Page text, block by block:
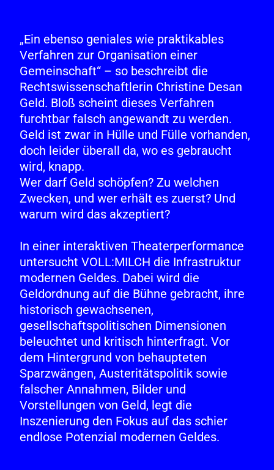
„Ein ebenso geniales wie praktikables
Verfahren zur Organisation einer
Gemeinschaft“ – so beschreibt die
Rechtswissenschaftlerin Christine Desan
Geld. Bloß scheint dieses Verfahren
furchtbar falsch angewandt zu werden.
Geld ist zwar in Hülle und Fülle vorhanden,
doch leider überall da, wo es gebraucht
wird, knapp.
Wer darf Geld schöpfen? Zu welchen
Zwecken, und wer erhält es zuerst? Und
warum wird das akzeptiert?
In einer interaktiven Theaterperformance
untersuchtVOLL:MILCH die Infrastruktur
modernen Geldes. Dabei wird die
Geldordnung auf die Bühne gebracht, ihre
historisch gewachsenen,
gesellschaftspolitischen Dimensionen
beleuchtet und kritisch hinterfragt. Vor
dem Hintergrund von behaupteten
Sparzwängen, Austeritätspolitik sowie
falscher Annahmen, Bilder und
Vorstellungen von Geld, legt die
Inszenierung den Fokus auf das schier
endlose Potenzial modernen Geldes.